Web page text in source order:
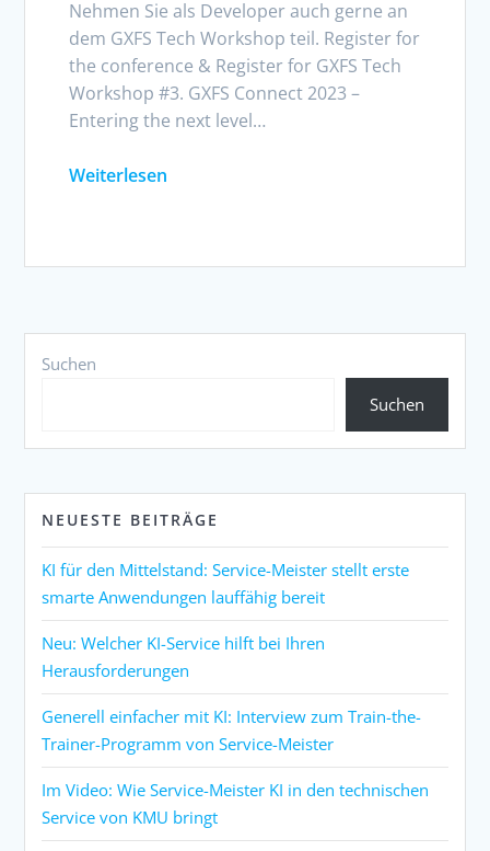
Nehmen Sie als Developer auch gerne an
dem GXFS Tech Workshop teil. Register for
the conference & Register for GXFS Tech
Workshop #3. GXFS Connect 2023 –
Entering the next level…
Weiterlesen
Suchen
Suchen
NEUESTE BEITRÄGE
KI für den Mittelstand: Service-Meister stellt erste
smarte Anwendungen lauffähig bereit
Neu: Welcher KI-Service hilft bei Ihren
Herausforderungen
Generell einfacher mit KI: Interview zum Train-the-
Trainer-Programm von Service-Meister
Im Video: Wie Service-Meister KI in den technischen
Service von KMU bringt